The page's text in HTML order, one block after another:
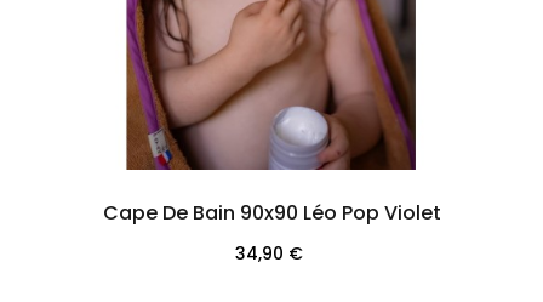
Cape De Bain 90x90 Léo Pop Violet
Prix
34,90 €